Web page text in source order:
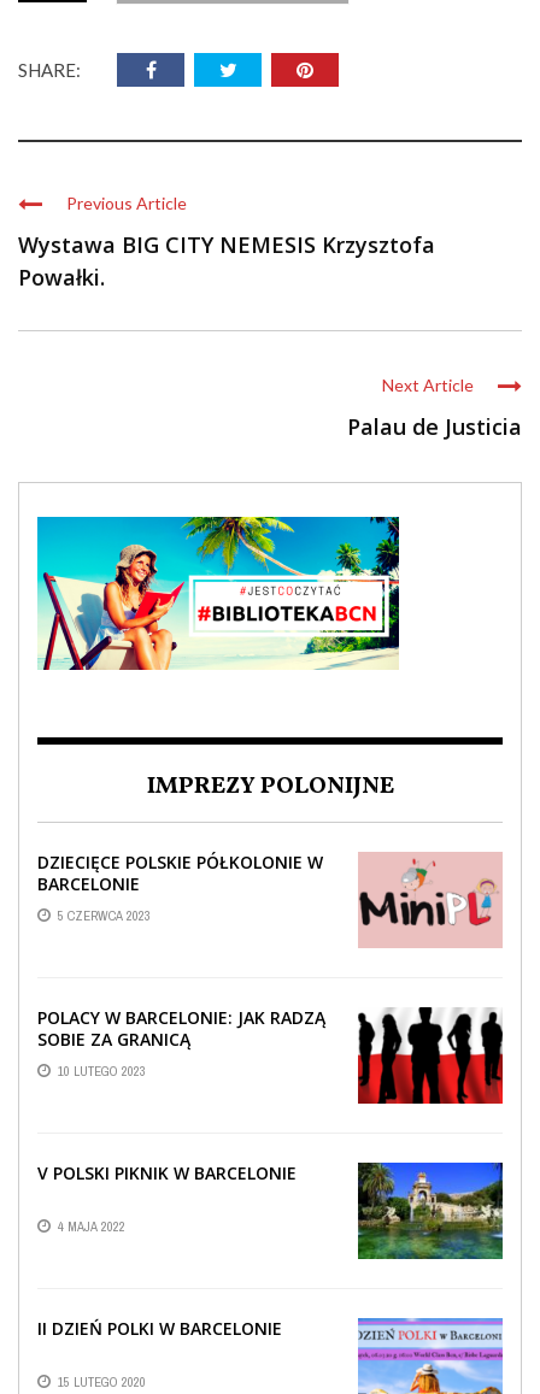
SHARE:
Previous Article
Wystawa BIG CITY NEMESIS Krzysztofa
Powałki.
Next Article
Palau de Justicia
IMPREZY POLONIJNE
DZIECIĘCE POLSKIE PÓŁKOLONIE W
BARCELONIE
5 CZERWCA 2023
POLACY W BARCELONIE: JAK RADZĄ
SOBIE ZA GRANICĄ
10 LUTEGO 2023
V POLSKI PIKNIK W BARCELONIE
4 MAJA 2022
II DZIEŃ POLKI W BARCELONIE
15 LUTEGO 2020